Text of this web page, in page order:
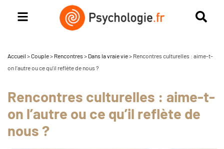
Accueil >Couple> Rencontres > Dans la vraie vie> Rencontres culturelles : aime-t-
on l’autre ou ce qu’il reflète de nous ?
Rencontres culturelles : aime-t-
on l’autre ou ce qu’il reflète de
nous ?